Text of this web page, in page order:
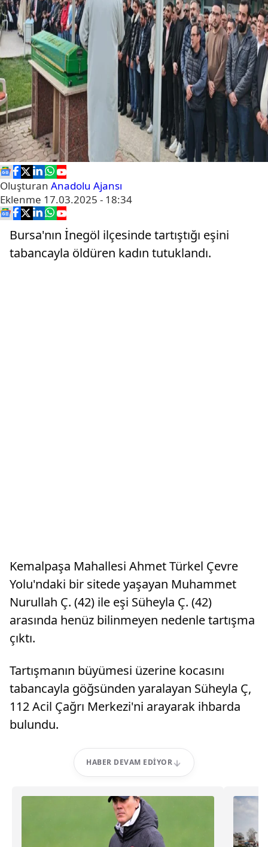
Oluşturan Anadolu Ajansı
Eklenme 17.03.2025 - 18:34
Bursa'nın İnegöl ilçesinde tartıştığı eşini
tabancayla öldüren kadın tutuklandı.
Kemalpaşa Mahallesi Ahmet Türkel Çevre
Yolu'ndaki bir sitede yaşayan Muhammet
Nurullah Ç. (42) ile eşi Süheyla Ç. (42)
arasında henüz bilinmeyen nedenle tartışma
çıktı.
Tartışmanın büyümesi üzerine kocasını
tabancayla göğsünden yaralayan Süheyla Ç,
112 Acil Çağrı Merkezi'ni arayarak ihbarda
bulundu.
HABER DEVAM EDIYOR